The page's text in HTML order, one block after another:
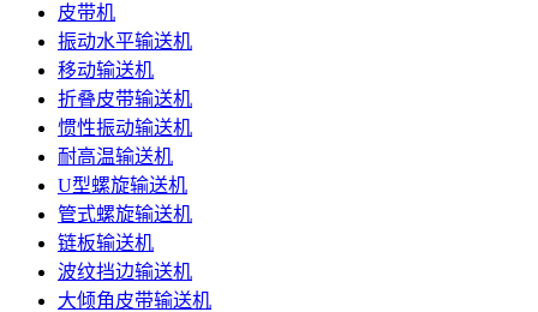
皮带机
振动水平输送机
移动输送机
折叠皮带输送机
惯性振动输送机
耐高温输送机
U型螺旋输送机
管式螺旋输送机
链板输送机
波纹挡边输送机
大倾角皮带输送机